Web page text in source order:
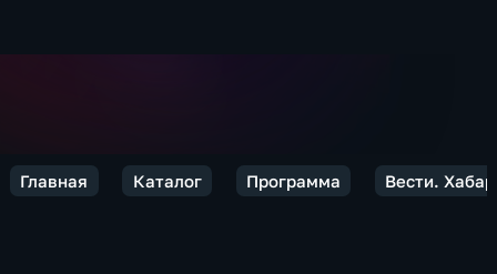
Главная Каталог Программа Вести.